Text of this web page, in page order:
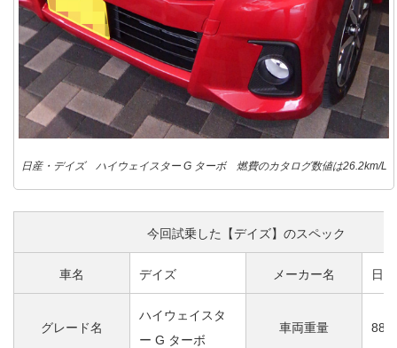
日産・デイズ ハイウェイスター G ターボ 燃費のカタログ数値は26.2km/L
今回試乗した【デイズ】のスペック
車名 デイズ メーカー名 日産
グレード名
ハイウェイスタ
ー G ターボ
車両重量